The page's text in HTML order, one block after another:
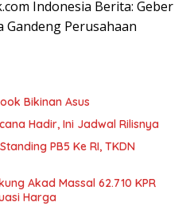
Indonesia Berita: Geber
Gandeng Perusahaan
Bikinan Asus
Hadir, Ini Jadwal Rilisnya
PB5 Ke RI, TKDN
Akad Massal 62.710 KPR
Harga